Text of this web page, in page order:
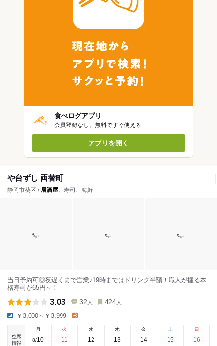
食べログアプリ
会員登録なし。無料ですぐ使える
アプリを開く
や台ずし 両替町
静岡市葵区 / 居酒屋、寿司、海鮮
当日予約可◎夜遅くまで営業♪19時まではドリンク半額！職人が握る本
格寿司が65円～！
3.03 32 人 424 人
￥3,000～￥3,999 -
空席
情報
月
8/10
火
11
水
12
木
13
金
14
土
15
日
16